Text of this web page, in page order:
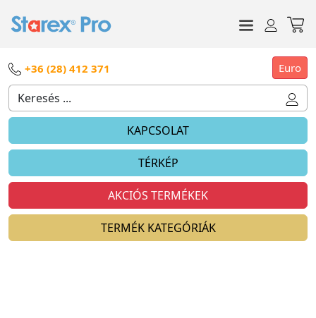
+36 (28) 412 371 Euro
KAPCSOLAT
TÉRKÉP
AKCIÓS TERMÉKEK
TERMÉK KATEGÓRIÁK